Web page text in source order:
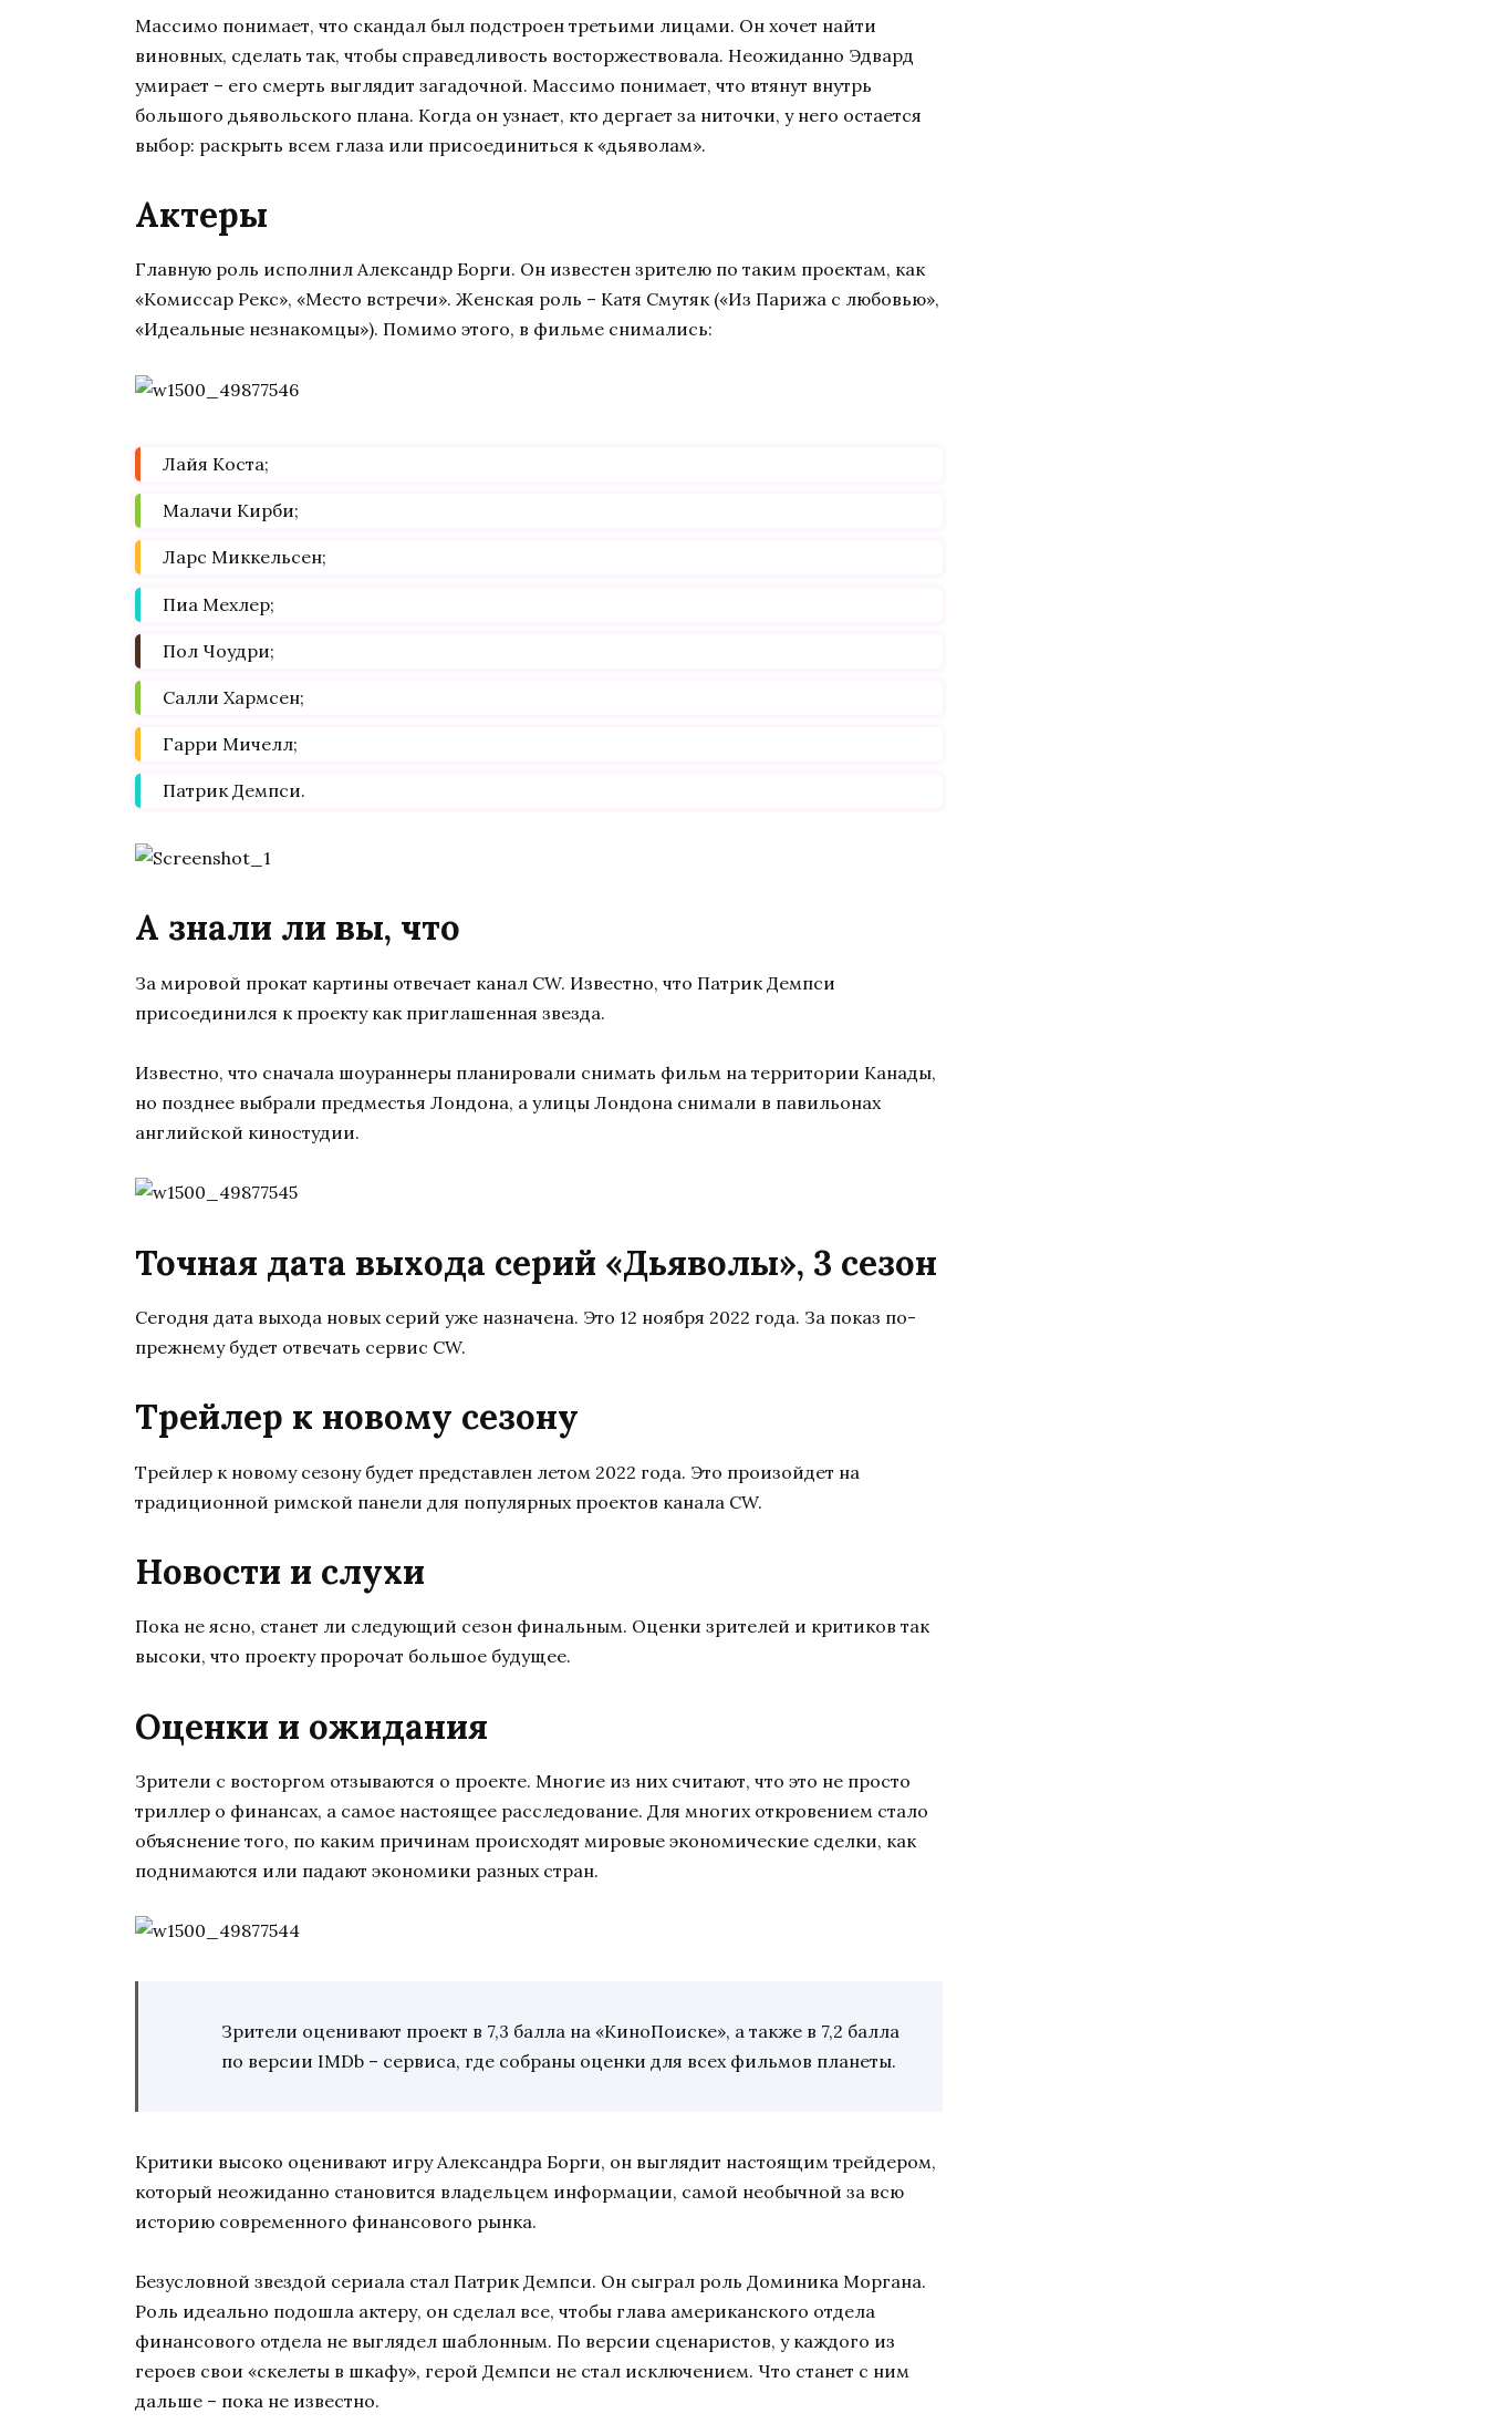
Массимо понимает, что скандал был подстроен третьими лицами. Он хочет найти
виновных, сделать так, чтобы справедливость восторжествовала. Неожиданно Эдвард
умирает – его смерть выглядит загадочной. Массимо понимает, что втянут внутрь
большого дьявольского плана. Когда он узнает, кто дергает за ниточки, у него остается
выбор: раскрыть всем глаза или присоединиться к «дьяволам».
Актеры
Главную роль исполнил Александр Борги. Он известен зрителю по таким проектам, как
«Комиссар Рекс», «Место встречи». Женская роль – Катя Смутяк («Из Парижа с любовью»,
«Идеальные незнакомцы»). Помимо этого, в фильме снимались:
Лайя Коста;
Малачи Кирби;
Ларс Миккельсен;
Пиа Мехлер;
Пол Чоудри;
Салли Хармсен;
Гарри Мичелл;
Патрик Демпси.
А знали ли вы, что
За мировой прокат картины отвечает канал CW. Известно, что Патрик Демпси
присоединился к проекту как приглашенная звезда.
Известно, что сначала шоураннеры планировали снимать фильм на территории Канады,
но позднее выбрали предместья Лондона, а улицы Лондона снимали в павильонах
английской киностудии.
Точная дата выхода серий «Дьяволы», 3 сезон
Сегодня дата выхода новых серий уже назначена. Это 12 ноября 2022 года. За показ по-
прежнему будет отвечать сервис CW.
Трейлер к новому сезону
Трейлер к новому сезону будет представлен летом 2022 года. Это произойдет на
традиционной римской панели для популярных проектов канала CW.
Новости и слухи
Пока не ясно, станет ли следующий сезон финальным. Оценки зрителей и критиков так
высоки, что проекту пророчат большое будущее.
Оценки и ожидания
Зрители с восторгом отзываются о проекте. Многие из них считают, что это не просто
триллер о финансах, а самое настоящее расследование. Для многих откровением стало
объяснение того, по каким причинам происходят мировые экономические сделки, как
поднимаются или падают экономики разных стран.
Зрители оценивают проект в 7,3 балла на «КиноПоиске», а также в 7,2 балла
по версии IMDb – сервиса, где собраны оценки для всех фильмов планеты.
Критики высоко оценивают игру Александра Борги, он выглядит настоящим трейдером,
который неожиданно становится владельцем информации, самой необычной за всю
историю современного финансового рынка.
Безусловной звездой сериала стал Патрик Демпси. Он сыграл роль Доминика Моргана.
Роль идеально подошла актеру, он сделал все, чтобы глава американского отдела
финансового отдела не выглядел шаблонным. По версии сценаристов, у каждого из
героев свои «скелеты в шкафу», герой Демпси не стал исключением. Что станет с ним
дальше – пока не известно.